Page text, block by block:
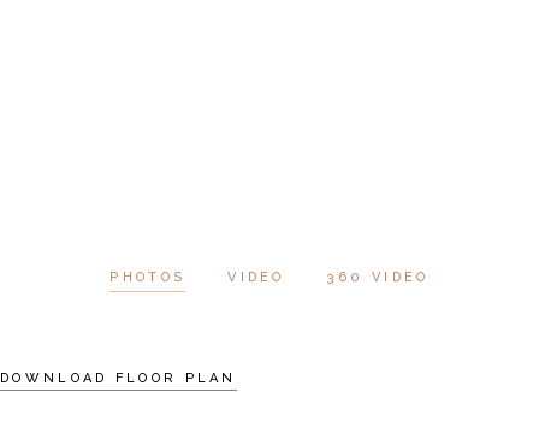
PHOTOS VIDEO 360 VIDEO
DOWNLOAD FLOOR PLAN